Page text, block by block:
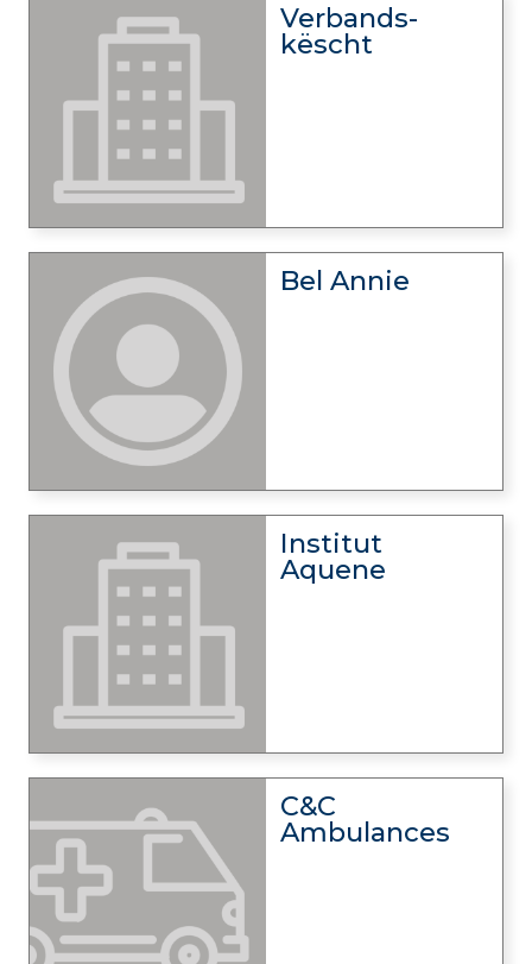
Verbands-
këscht
Bel Annie
Institut
Aquene
C&C
Ambulances